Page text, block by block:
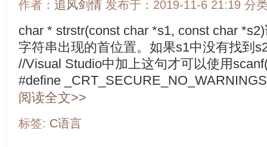
作者： 追风剑情 发布于：2019-11-6 21:19 分
char * strstr(const char *s1, const char
字符串出现的首位置。如果s1中没有找到
//Visual Studio中加上这句才可以使用
#define
阅读全文>>
标签: C语言